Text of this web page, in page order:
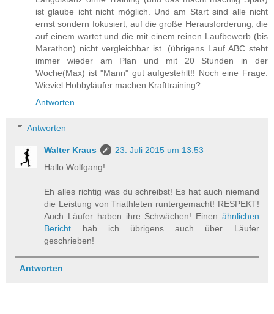
ist glaube icht nicht möglich. Und am Start sind alle nicht
ernst sondern fokusiert, auf die große Herausforderung, die
auf einem wartet und die mit einem reinen Laufbewerb (bis
Marathon) nicht vergleichbar ist. (übrigens Lauf ABC steht
immer wieder am Plan und mit 20 Stunden in der
Woche(Max) ist "Mann" gut aufgestehlt!! Noch eine Frage:
Wieviel Hobbyläufer machen Krafttraining?
Antworten
Antworten
Walter Kraus
23. Juli 2015 um 13:53
Hallo Wolfgang!
Eh alles richtig was du schreibst! Es hat auch niemand
die Leistung von Triathleten runtergemacht! RESPEKT!
Auch Läufer haben ihre Schwächen! Einen ähnlichen
Bericht hab ich übrigens auch über Läufer
geschrieben!
Antworten